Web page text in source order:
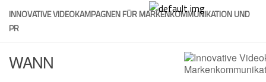
Skip
content
INNOVATIVE VIDEOKAMPAGNEN FÜR MARKENKOMMUNIKATION UND
PR
WANN